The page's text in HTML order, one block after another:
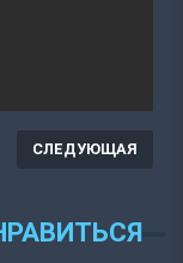
СЛЕДУЮЩАЯ